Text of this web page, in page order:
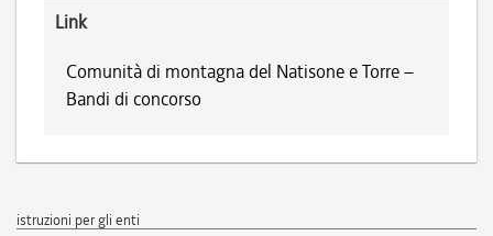
Link
Comunità di montagna del Natisone e Torre –
Bandi di concorso
istruzioni per gli enti